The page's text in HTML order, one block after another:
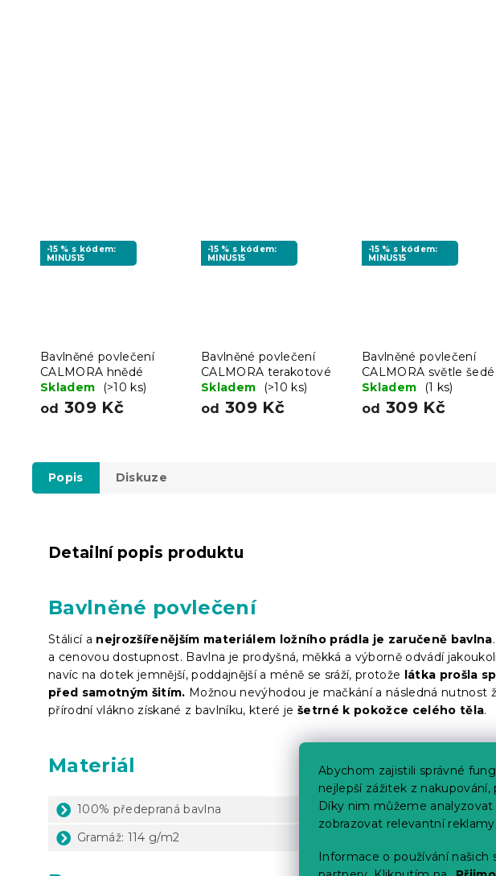
Abychom zajistili správné
nejlepší zážitek z
Díky nim můžeme
zobrazovat relevantní reklamy.
Informace o používání
-15 % s kódem:
MINUS15
Bavlněné povlečení
CALMORA hnědé
Skladem
(>10 ks)
od 309 Kč
-15 % s kódem:
MINUS15
Bavlněné povlečení
CALMORA terakotové
Skladem
(>10 ks)
od 309 Kč
-15 % s kódem:
MINUS15
Bavlněné povlečení
CALMORA světle šedé
Skladem
(1 ks)
od 309 Kč
Popis Diskuze
Detailní popis produktu
Bavlněné povlečení
Stálicí a nejrozšířenějším materiálem ložního prádla je zaručeně bavlna
a cenovou dostupnost. Bavlna je prodyšná, měkká a výborně odvádí
navíc na dotek jemnější, poddajnější a méně se sráží, protože látka prošla
před samotným šitím. Možnou nevýhodou je mačkání a následná nutnost
přírodní vlákno získané z bavlníku, které je šetrné k pokožce celého těla.
Materiál
100% předepraná bavlna
Gramáž: 114 g/m2